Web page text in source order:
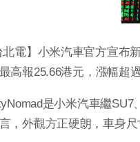
北電】小米汽車官方宣
高報25.66港元，漲幅超
是小米汽車繼
，外觀方正硬朗，車身